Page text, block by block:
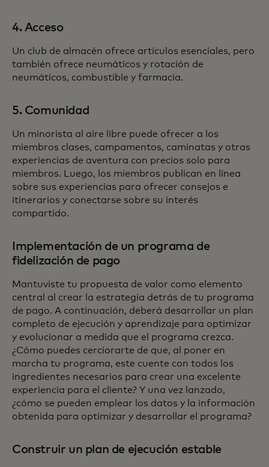
4. Acceso
Un club de almacén ofrece artículos esenciales, pero
también ofrece neumáticos y rotación de
neumáticos, combustible y farmacia.
5. Comunidad
Un minorista al aire libre puede ofrecer a los
miembros clases, campamentos, caminatas y otras
experiencias de aventura con precios solo para
miembros. Luego, los miembros publican en línea
sobre sus experiencias para ofrecer consejos e
itinerarios y conectarse sobre su interés
compartido.
Implementación de un programa de
fidelización de pago
Mantuviste tu propuesta de valor como elemento
central al crear la estrategia detrás de tu programa
de pago. A continuación, deberá desarrollar un plan
completo de ejecución y aprendizaje para optimizar
y evolucionar a medida que el programa crezca.
¿Cómo puedes cerciorarte de que, al poner en
marcha tu programa, este cuente con todos los
ingredientes necesarios para crear una excelente
experiencia para el cliente? Y una vez lanzado,
¿cómo se pueden emplear los datos y la información
obtenida para optimizar y desarrollar el programa?
Construir un plan de ejecución estable